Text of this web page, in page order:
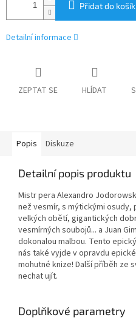
Přidat do
Detailní informace
ZEPTAT SE HLÍDAT
Popis Diskuze
Detailní popis produktu
Mistr pera Alexandro
než vesmír, s mýtickými
velkých obětí, gigantických
vesmírných soubojů... a Juan
dokonalou malbou. Tento
nás také vyjde v opravdu
mohutné knize! Další příběh ze
nechat ujít.
Doplňkové parametry